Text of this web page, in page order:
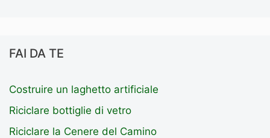
FAI DA TE
Costruire un laghetto artificiale
Riciclare bottiglie di vetro
Riciclare la Cenere del Camino